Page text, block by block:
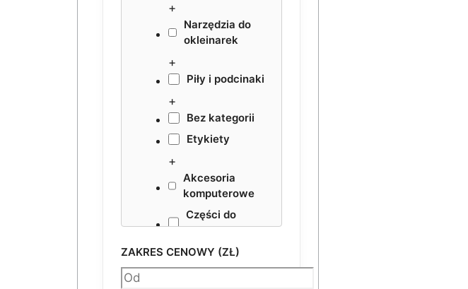
+
Narzędzia do
okleinarek
+
Piły i podcinaki
+
Bez kategorii
Etykiety
+
Akcesoria
komputerowe
Części do
maszyn
+
Materiały
ZAKRES CENOWY (ZŁ)